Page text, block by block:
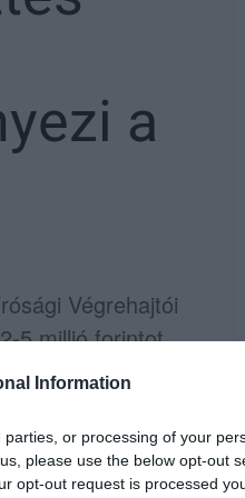
Information
or processing of your
please use the below opt-out
opt-out request is processed
a
Végrehajtói
5 millió forintot